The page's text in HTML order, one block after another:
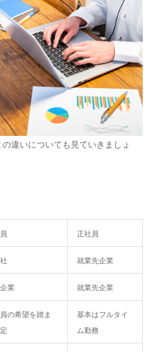
違いについても見ていきましょ
正社員
就業先企業
業 就業先企業
の希望を踏ま
基本はフルタイ
ム勤務